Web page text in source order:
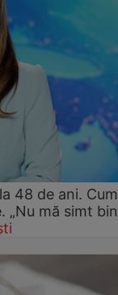
48 de ani. Cum
„Nu mă simt